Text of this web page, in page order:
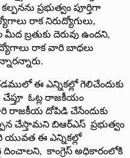
ప్రభుత్వం పూర్తిగా
రాక నిరుద్యోగులు,
బ్రతుకు దెరువు ఉందని,
రాక వారి బాధలు
ఈ ఎన్నికల్లో గెలిచేందుకు
చేప్తూ ఓట్ల రాజకీయం
రాజకీయ దోపిడి చేసేందుకు
చేస్తామని బిఆర్‌ఎస్‌ ‌ప్రభుత్వం
యువత ఈ ఎన్నికల్లో
దించాలని, కాంగ్రెస్‌ అధికారంలోకి